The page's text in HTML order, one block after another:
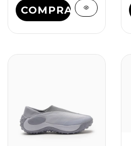
COMPRAR